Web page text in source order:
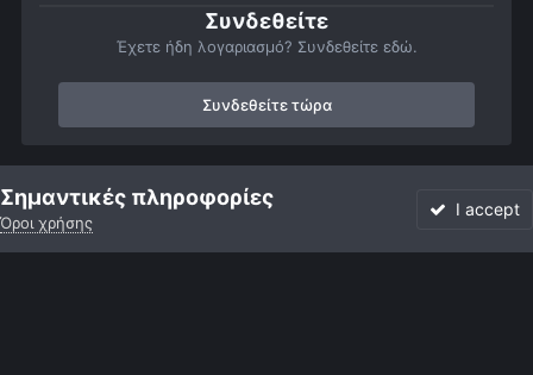
Συνδεθείτε
Έχετε ήδη λογαριασμό? Συνδεθείτε εδώ.
Συνδεθείτε τώρα
Αρχή Αστροφωτογραφίες Εκλείψεις, Διαβάσεις και
Σημαντικές πληροφορίες
Όροι χρήσης
I accept
Forum